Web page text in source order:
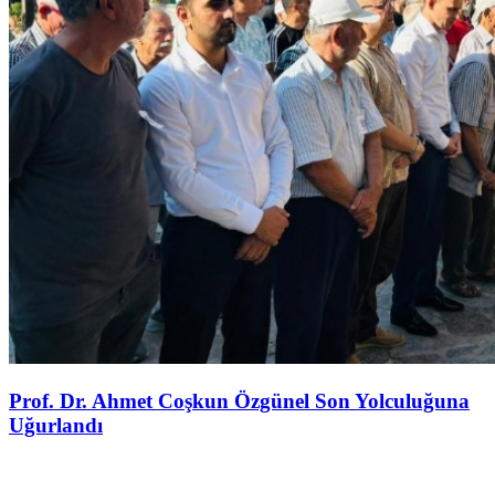
Prof. Dr. Ahmet Coşkun Özgünel Son Yolculuğuna
Uğurlandı